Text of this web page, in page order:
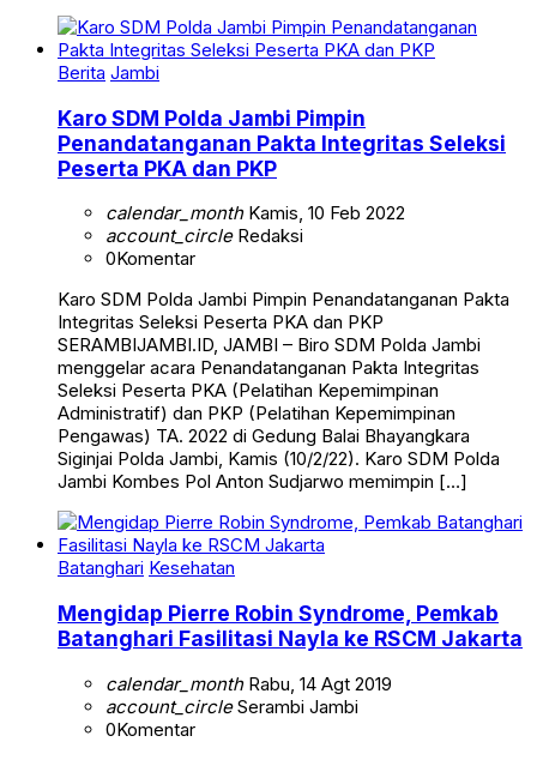
Berita Jambi
Karo SDM Polda Jambi Pimpin
Penandatanganan Pakta Integritas Seleksi
Peserta PKA dan PKP
calendar_monthKamis, 10 Feb 2022
account_circleRedaksi
0Komentar
Karo SDM Polda Jambi Pimpin Penandatanganan Pakta
Integritas Seleksi Peserta PKA dan PKP
SERAMBIJAMBI.ID, JAMBI – Biro SDM Polda Jambi
menggelar acara Penandatanganan Pakta Integritas
Seleksi Peserta PKA (Pelatihan Kepemimpinan
Administratif) dan PKP (Pelatihan Kepemimpinan
Pengawas) TA. 2022 di Gedung Balai Bhayangkara
Siginjai Polda Jambi, Kamis (10/2/22). Karo SDM Polda
Jambi Kombes Pol Anton Sudjarwo memimpin […]
Batanghari Kesehatan
Mengidap Pierre Robin Syndrome, Pemkab
Batanghari Fasilitasi Nayla ke RSCM Jakarta
calendar_monthRabu, 14 Agt 2019
account_circleSerambi Jambi
0Komentar